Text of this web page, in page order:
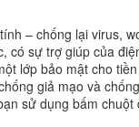
– chống lại virus,
có sự trợ giúp của
lớp bảo mật cho
giả mạo và
sử dụng bấm